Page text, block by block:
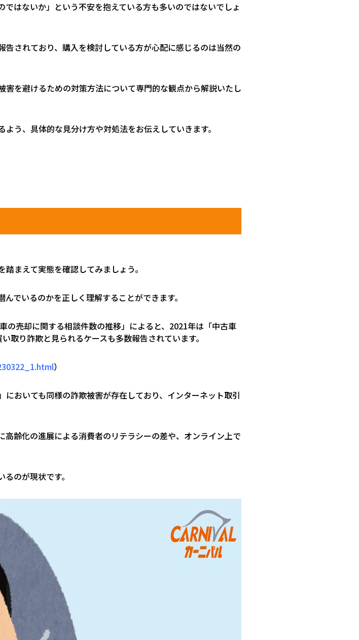
はないか」という不安を抱えている方も多いのではないでしょ
されており、購入を検討している方が心配に感じるのは当然の
を避けるための対策方法について専門的な観点から解説いたし
う、具体的な見分け方や対処法をお伝えしていきます。
まえて実態を確認してみましょう。
でいるのかを正しく理解することができます。
の売却に関する相談件数の推移」によると、 2021年は「中古車
取り詐欺と見られるケースも多数報告されています。
）
おいても同様の詐欺被害が存在しており、インターネット取引
齢化の進展による消費者のリテラシーの差や、オンライン上で
のが現状です。